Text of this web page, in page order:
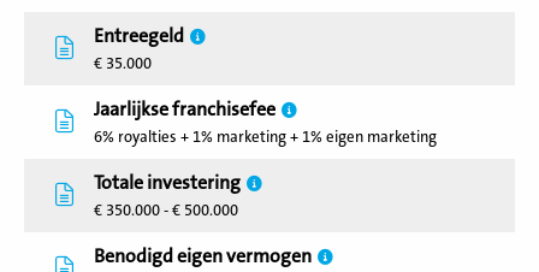
Entreegeld
€ 35.000
Jaarlijkse franchisefee
6% royalties + 1% marketing + 1% eigen marketing
Totale investering
€ 350.000 - € 500.000
Benodigd eigen vermogen